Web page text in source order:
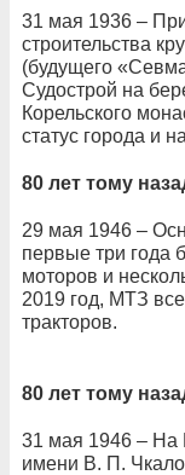
31 мая 1936 –
строительства
(будущего
Судострой на
Корельского
статус города и
80 лет тому
29 мая 1946 –
первые три года
моторов и
2019 год, МТЗ
тракторов.
80 лет тому
31 мая 1946 – На
имени В. П.